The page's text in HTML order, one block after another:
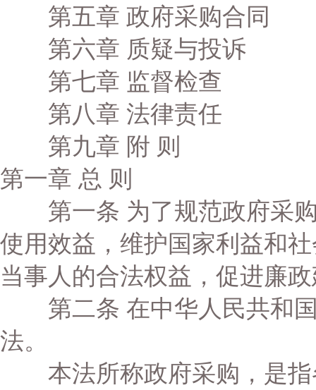
第五章 政府采购合同
第六章 质疑与投诉
第七章 监督检查
第八章 法律责任
第九章 附 则
第一章 总 则
第一条 为了规范政府采购
使用效益，维护国家利益和
当事人的合法权益，促进廉
第二条 在中华人民共和国
法。
本法所称政府采购，是指